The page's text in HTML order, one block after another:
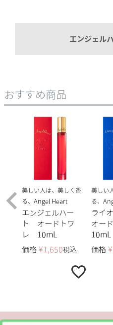
エンジェル
おすすめ商品
美しい人は、美しく香
る、Angel Heart
エンジェルハー
ト オードトワ
レ 10mL
価格 ¥1,650税込
美しい
る、
ライ
オー
10mL
価格 ¥